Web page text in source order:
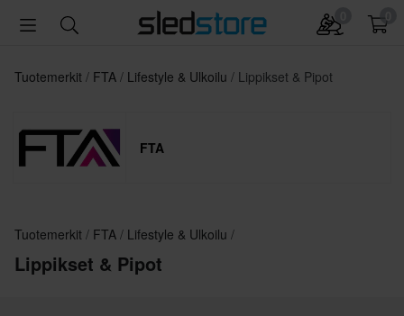
Tuotemerkit FTA Lifestyle & Ulkoilu Lippikset & Pipot
FTA
Tuotemerkit FTA Lifestyle & Ulkoilu
Lippikset & Pipot